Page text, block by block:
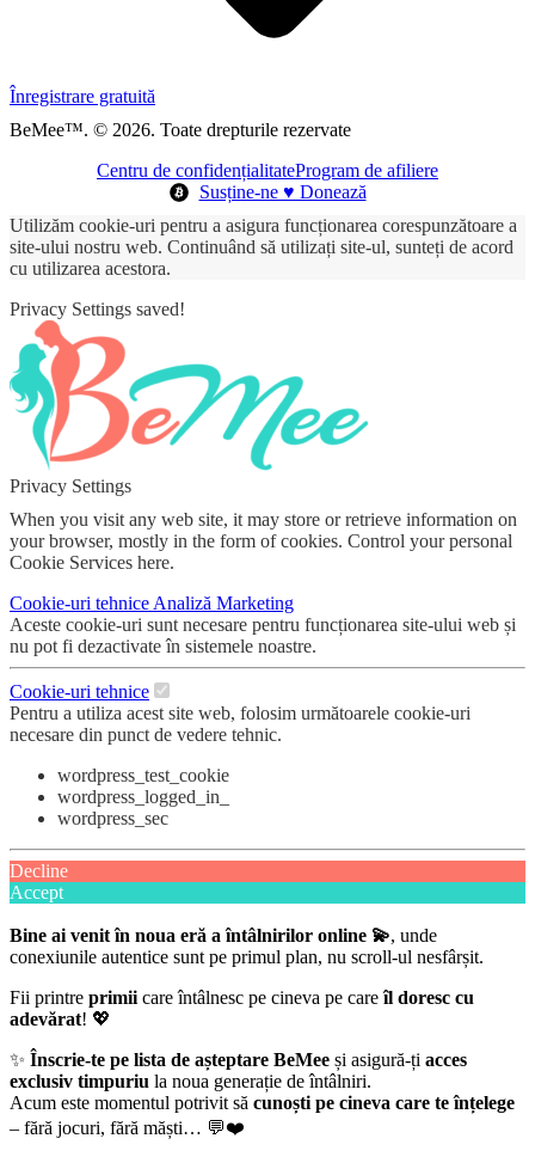
Înregistrare gratuită
BeMee™. © 2026. Toate drepturile rezervate
Centru de confidențialitateProgram de afiliere
Susține-ne ♥ Donează
Utilizăm cookie-uri pentru a asigura funcționarea corespunzătoare a
site-ului nostru web. Continuând să utilizați site-ul, sunteți de acord
cu utilizarea acestora.
Privacy Settings saved!
Privacy Settings
When you visit any web site, it may store or retrieve information on
your browser, mostly in the form of cookies. Control your personal
Cookie Services here.
Cookie-uri tehnice Analiză Marketing
Aceste cookie-uri sunt necesare pentru funcționarea site-ului web și
nu pot fi dezactivate în sistemele noastre.
Cookie-uri tehnice
Pentru a utiliza acest site web, folosim următoarele cookie-uri
necesare din punct de vedere tehnic.
wordpress_test_cookie
wordpress_logged_in_
wordpress_sec
Decline
Accept
Bine ai venit în noua eră a întâlnirilor online 💫, unde
conexiunile autentice sunt pe primul plan, nu scroll-ul nesfârșit.
Fii printre primii care întâlnesc pe cineva pe careîl doresc cu
adevărat! 💖
✨ Înscrie-te pe lista de așteptare BeMee și asigură-ți acces
exclusiv timpuriu la noua generație de întâlniri.
Acum este momentul potrivit să cunoști pe cineva care te înțelege
– fără jocuri, fără măști… 💬❤️